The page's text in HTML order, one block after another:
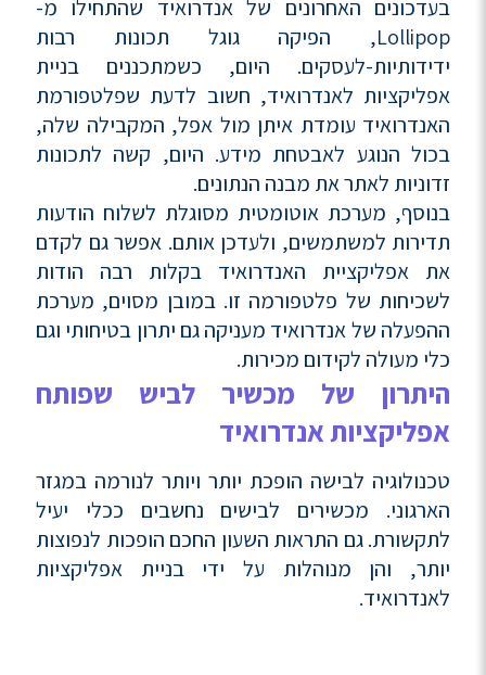
בעדכונים האחרונים של אנדרואיד שהתחילו מ-
Lollipop, הפיקה גוגל תכונות רבות
ידידותיות-לעסקים. היום, כשמתכננים בניית
אפליקציות לאנדרואיד, חשוב לדעת שפלטפורמת
האנדרואיד עומדת איתן מול אפל, המקבילה שלה,
בכול הנוגע לאבטחת מידע. היום, קשה לתכונות
זדוניות לאתר את מבנה הנתונים.
בנוסף, מערכת אוטומטית מסוגלת לשלוח הודעות
תדירות למשתמשים, ולעדכן אותם. אפשר גם לקדם
את אפליקציית האנדרואיד בקלות רבה הודות
לשכיחות של פלטפורמה זו. במובן מסוים, מערכת
ההפעלה של אנדרואיד מעניקה גם יתרון בטיחותי וגם
כלי מעולה לקידום מכירות.
היתרון של מכשיר לביש שפותח
אפליקציות אנדרואיד
טכנולוגיה לבישה הופכת יותר ויותר לנורמה במגזר
הארגוני. מכשירים לבישים נחשבים ככלי יעיל
לתקשורת. גם התראות השעון החכם הופכות לנפוצות
יותר, והן מנוהלות על ידי בניית אפליקציות
לאנדרואיד.